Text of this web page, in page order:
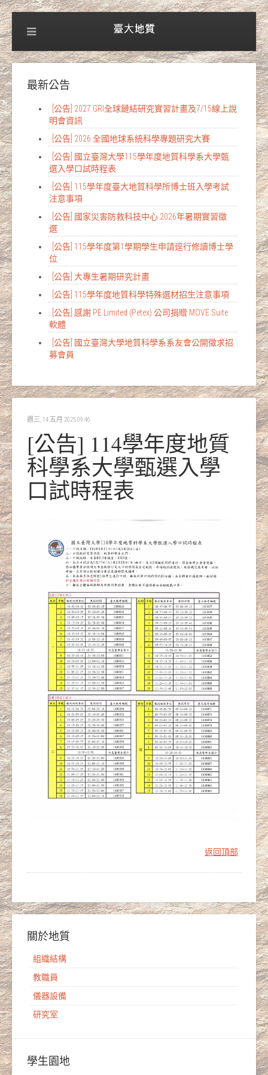
最新公告
[公告] 2027 GRI全球鏈結研究實習計畫及7/15線上說
明會資訊
[公告] 2026 全國地球系統科學專題研究大賽
[公告] 國立臺灣大學115學年度地質科學系大學甄
選入學口試時程表
[公告] 115學年度臺大地質科學所博士班入學考試
注意事項
[公告] 國家災害防救科技中心 2026年暑期實習徵
選
[公告] 115學年度第1學期學生申請逕行修讀博士學
位
[公告] 大專生暑期研究計畫
[公告] 115學年度地質科學特殊選材招生注意事項
[公告] 感謝 PE Limited (Petex) 公司捐贈 MOVE Suite
軟體
[公告] 國立臺灣大學地質科學系系友會公開徵求招
募會員
週三, 14 五月 2025 09:46
[公告] 114學年度地質
科學系大學甄選入學
口試時程表
返回頂部
關於地質
組織結構
教職員
儀器設備
研究室
學生園地